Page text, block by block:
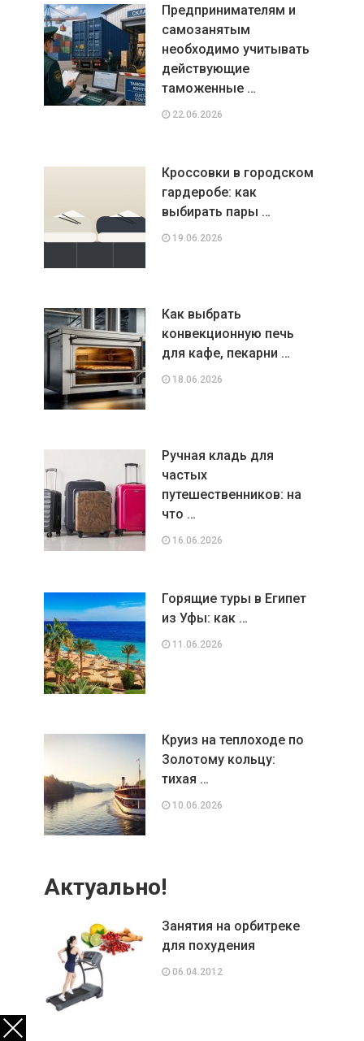
Предпринимателям и
самозанятым
необходимо учитывать
действующие
таможенные …
22.06.2026
Кроссовки в городском
гардеробе: как
выбирать пары …
19.06.2026
Как выбрать
конвекционную печь
для кафе, пекарни …
18.06.2026
Ручная кладь для
частых
путешественников: на
что …
16.06.2026
Горящие туры в Египет
из Уфы: как …
11.06.2026
Круиз на теплоходе по
Золотому кольцу:
тихая …
10.06.2026
Актуально!
Занятия на орбитреке
для похудения
06.04.2012